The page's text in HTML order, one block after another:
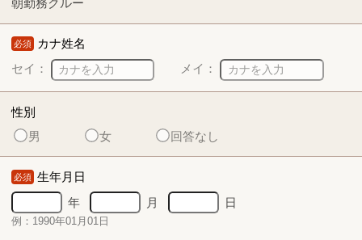
朝勤務クルー
必須 カナ姓名
セイ：
メイ：
性別
男
女 回答なし
必須 生年月日
年
月 日
例：1990年01月01日